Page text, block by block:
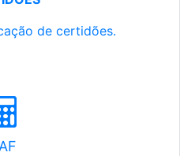
de certidões.